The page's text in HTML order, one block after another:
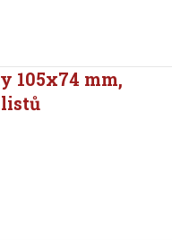
105x74 mm,
listů